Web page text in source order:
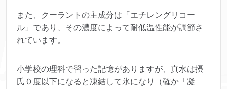
また、クーラントの主成分は「エチレングリコー
ル」であり、その濃度によって耐低温性能が調節さ
れています。
小学校の理科で習った記憶がありますが、真水は摂
氏０度以下になると凍結して氷になり（確か「凝